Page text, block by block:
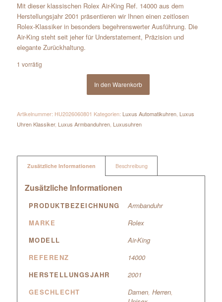
Mit dieser klassischen Rolex Air-King Ref. 14000 aus dem
Herstellungsjahr 2001 präsentieren wir Ihnen einen zeitlosen
Rolex-Klassiker in besonders begehrenswerter Ausführung. Die
Air-King steht seit jeher für Understatement, Präzision und
elegante Zurückhaltung.
1 vorrätig
In den Warenkorb
Artikelnummer: HU2026060801 Kategorien: Luxus Automatikuhren, Luxus
Uhren Klassiker, Luxus Armbanduhren, Luxusuhren
Zusätzliche Informationen Beschreibung
Zusätzliche Informationen
PRODUKTBEZEICHNUNG
Armbanduhr
MARKE
Rolex
MODELL
Air-King
REFERENZ
14000
HERSTELLUNGSJAHR
2001
GESCHLECHT
Damen, Herren,